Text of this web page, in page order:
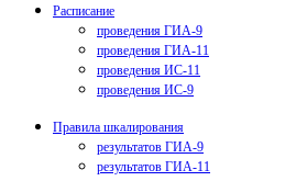
Расписание
проведения ГИА-9
проведения ГИА-11
проведения ИС-11
проведения ИС-9
Правила шкалирования
результатов ГИА-9
результатов ГИА-11